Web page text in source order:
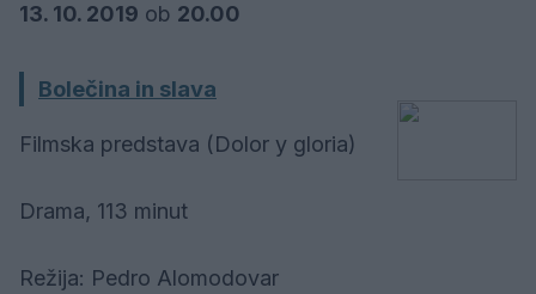
13. 10. 2019 ob 20.00
Bolečina in slava
Filmska predstava (Dolor y gloria)
Drama, 113 minut
Režija: Pedro Alomodovar